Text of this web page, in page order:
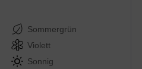
Sommergrün
Violett
Sonnig